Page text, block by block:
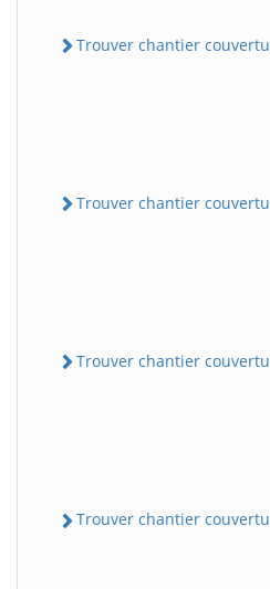
Trouver chantier
Trouver chantier
Trouver chantier
Trouver chantier